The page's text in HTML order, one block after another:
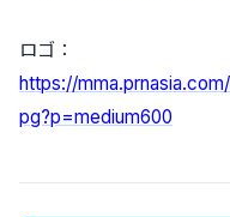
ロゴ：
https://
pg?p=medium600